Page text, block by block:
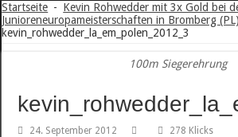
Startseite - Kevin Rohwedder mit 3x Gold bei
Junioreneuropameisterschaften in Bromberg (PL)
kevin_rohwedder_la_em_polen_2012_3
100m Siegerehrung
24. September 2012 278 Klicks